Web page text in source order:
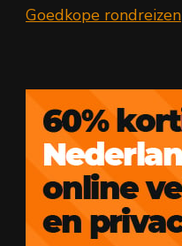
Goedkope rondreizen